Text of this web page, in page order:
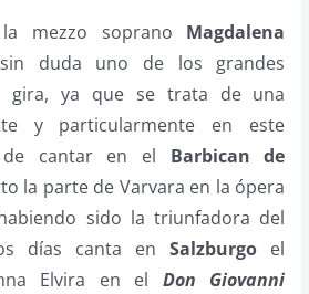
mezzo soprano Magdalena
duda uno de los grandes
gira, ya que se trata de una
y particularmente en este
de cantar en el Barbican de
la parte de Varvara en la ópera
sido la triunfadora del
días canta enSalzburgo el
Elvira en el Don Giovanni